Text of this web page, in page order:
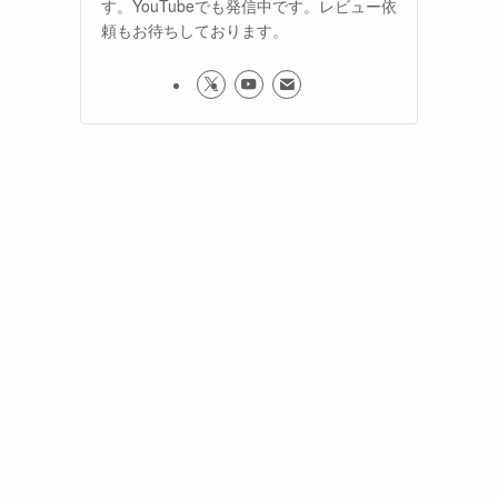
す。YouTubeでも発信中です。レビュー依
頼もお待ちしております。